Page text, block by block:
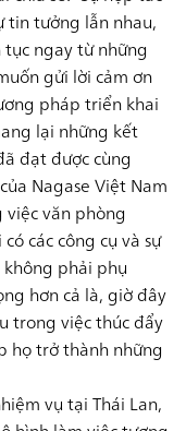
tin tưởng lẫn nhau,
ngay từ những
gửi lời cảm ơn
pháp triển khai
lại những kết
đạt được cùng
Nagase Việt Nam
văn phòng
các công cụ và sự
phải phụ
hơn cả là, giờ đây
trong việc thúc đẩy
họ trở thành những
vụ tại Thái Lan,